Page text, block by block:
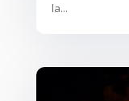
la...